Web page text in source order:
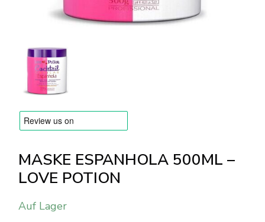
Versandarten & Zahlungsarten
FAQ
Kontakt
MASKE ESPANHOLA 500ML –
LOVE POTION
Auf Lager